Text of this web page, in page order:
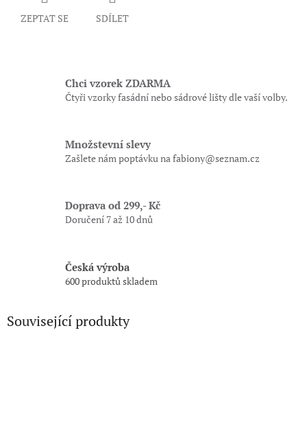
ZEPTAT SE SDÍLET
Chci vzorek ZDARMA
Čtyři vzorky fasádní nebo sádrové lišty dle vaší volby.
Množstevní slevy
Zašlete nám poptávku na fabiony@seznam.cz
Doprava od 299,- Kč
Doručení 7 až 10 dnů
Česká výroba
600 produktů skladem
Související produkty